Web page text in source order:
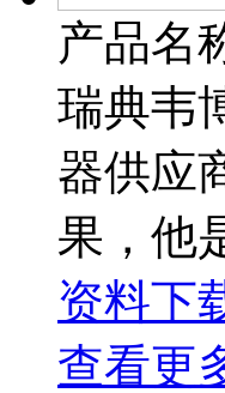
产品名
瑞典韦
器供应
果，他
资料下
查看更